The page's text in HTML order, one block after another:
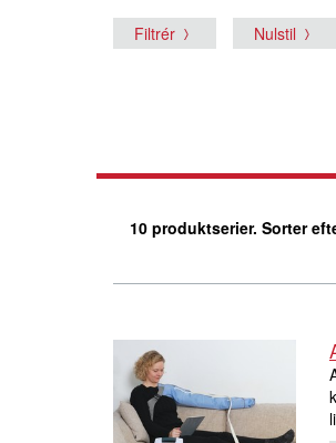
Filtrér Nulstil
10 produktserier. Sorter